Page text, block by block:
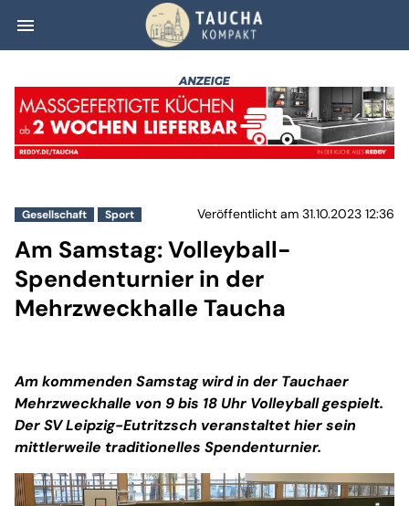
menu Am Samstag:
Gesellschaft Sport Veröffentlicht am 31.10.2023 12:36
Am Samstag: Volleyball-
Spendenturnier in der
Mehrzweckhalle Taucha
Am kommenden Samstag wird in der Tauchaer
Mehrzweckhalle von 9 bis 18 Uhr Volleyball gespielt.
Der SV Leipzig-Eutritzsch veranstaltet hier sein
mittlerweile traditionelles Spendenturnier.